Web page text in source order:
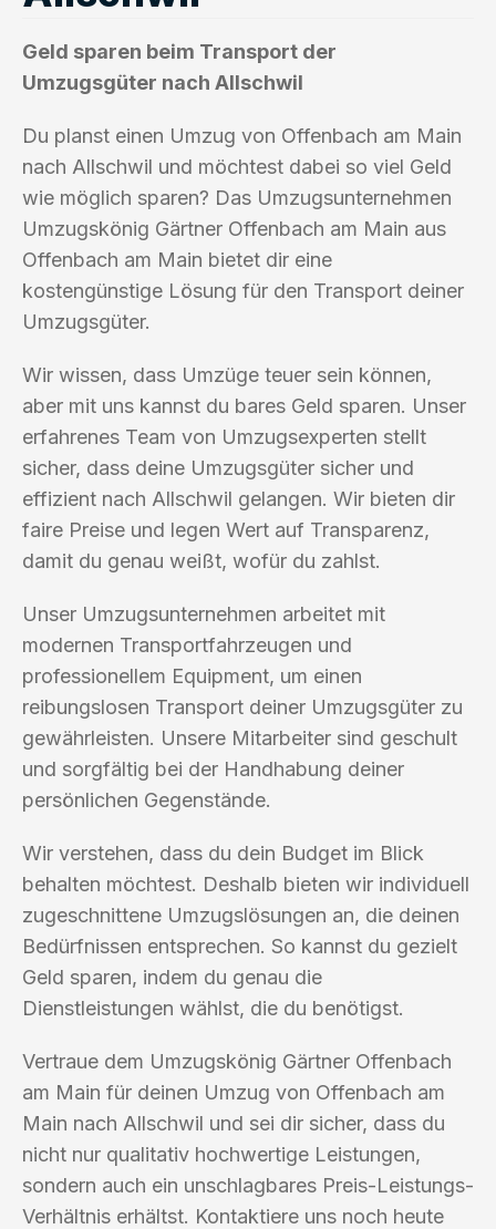
Geld sparen beim Transport der
Umzugsgüter nach Allschwil
Du planst einen Umzug von Offenbach am Main
nach Allschwil und möchtest dabei so viel Geld
wie möglich sparen? Das Umzugsunternehmen
Umzugskönig Gärtner Offenbach am Main aus
Offenbach am Main bietet dir eine
kostengünstige Lösung für den Transport deiner
Umzugsgüter.
Wir wissen, dass Umzüge teuer sein können,
aber mit uns kannst du bares Geld sparen. Unser
erfahrenes Team von Umzugsexperten stellt
sicher, dass deine Umzugsgüter sicher und
effizient nach Allschwil gelangen. Wir bieten dir
faire Preise und legen Wert auf Transparenz,
damit du genau weißt, wofür du zahlst.
Unser Umzugsunternehmen arbeitet mit
modernen Transportfahrzeugen und
professionellem Equipment, um einen
reibungslosen Transport deiner Umzugsgüter zu
gewährleisten. Unsere Mitarbeiter sind geschult
und sorgfältig bei der Handhabung deiner
persönlichen Gegenstände.
Wir verstehen, dass du dein Budget im Blick
behalten möchtest. Deshalb bieten wir individuell
zugeschnittene Umzugslösungen an, die deinen
Bedürfnissen entsprechen. So kannst du gezielt
Geld sparen, indem du genau die
Dienstleistungen wählst, die du benötigst.
Vertraue dem Umzugskönig Gärtner Offenbach
am Main für deinen Umzug von Offenbach am
Main nach Allschwil und sei dir sicher, dass du
nicht nur qualitativ hochwertige Leistungen,
sondern auch ein unschlagbares Preis-Leistungs-
Verhältnis erhältst. Kontaktiere uns noch heute